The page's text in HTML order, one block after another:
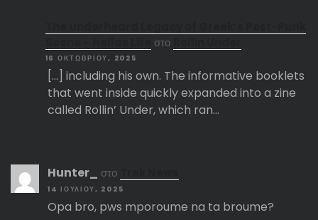
στο
16 ΟΚΤΩΒΡΊΟΥ, 2025
[…] including his own. The informative booklets
that went inside quickly expanded into a zine
called Rollin’ Under, which ran…
Hunter_ στο
14 ΙΟΥΛΊΟΥ, 2025
Opa bro, pws mporoume na ta broume?